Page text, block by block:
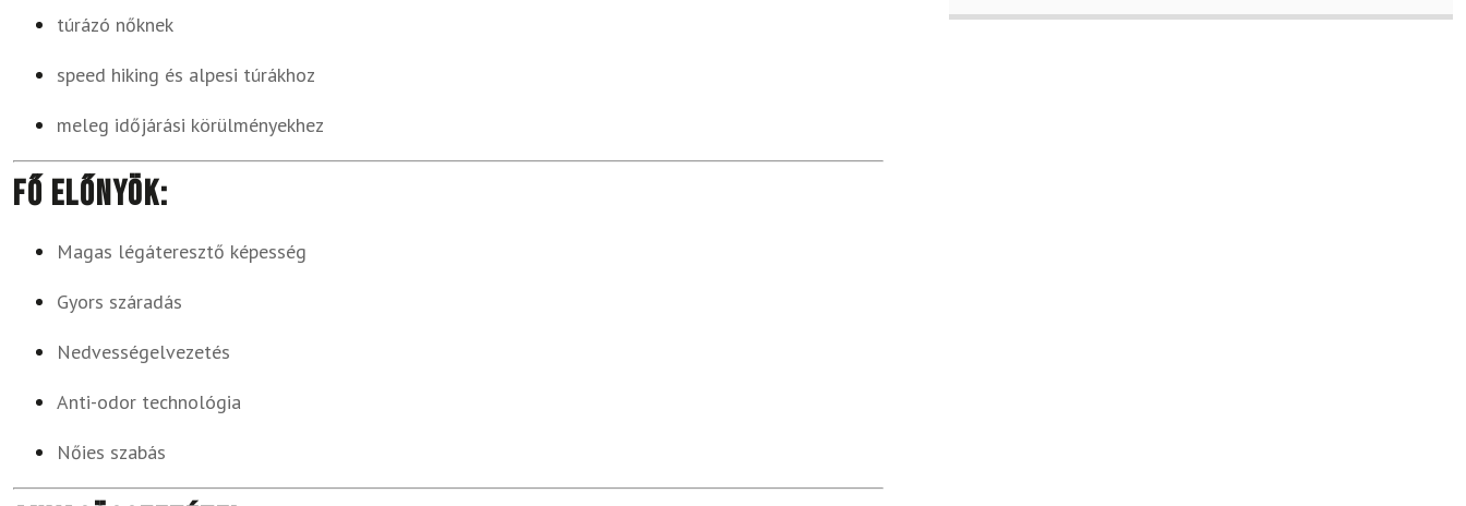
túrázó nőknek
speed hiking és alpesi túrákhoz
meleg időjárási körülményekhez
Fő előnyök:
Magas légáteresztő képesség
Gyors száradás
Nedvességelvezetés
Anti-odor technológia
Nőies szabás